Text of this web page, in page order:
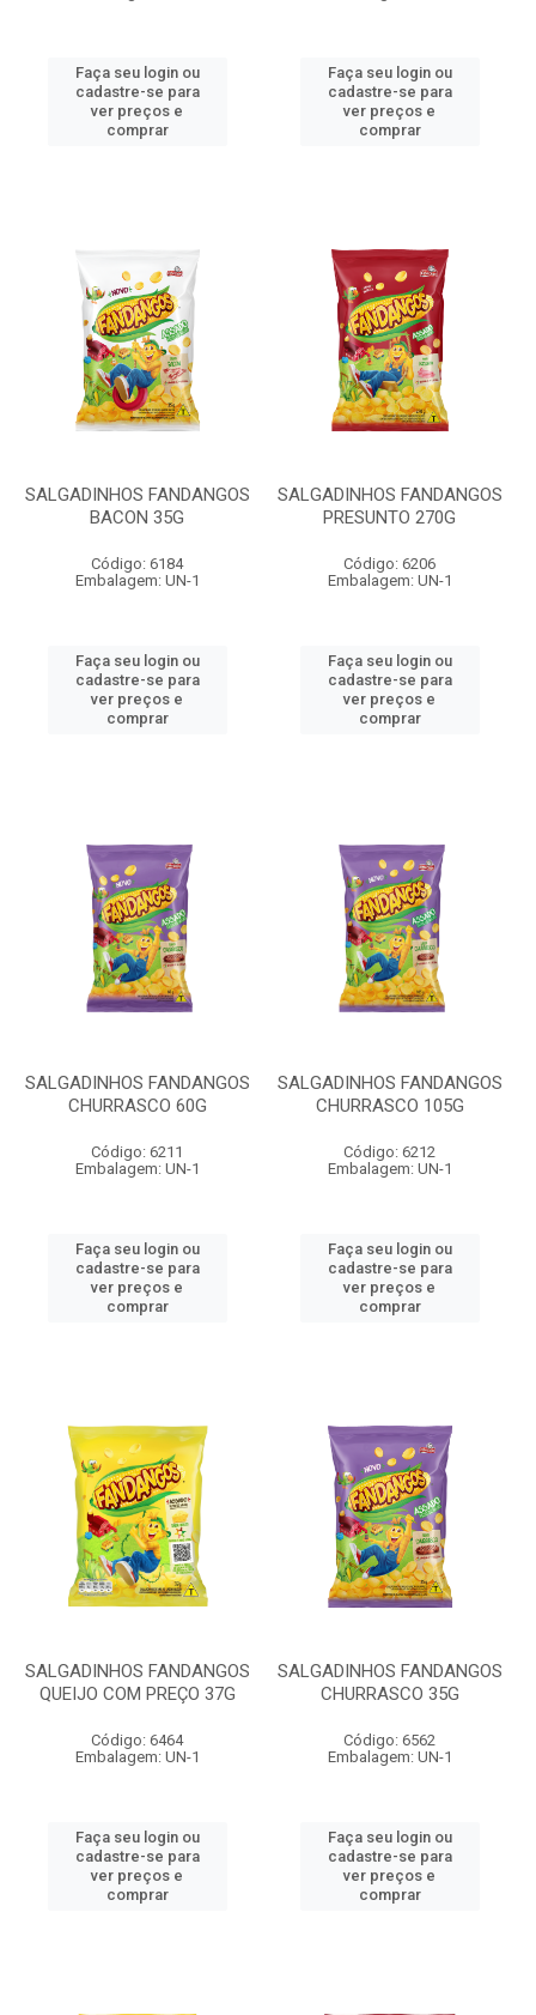
Faça seu login ou
cadastre-se para
ver preços e
comprar
Faça seu login ou
cadastre-se para
ver preços e
comprar
SALGADINHOS FANDANGOS
BACON 35G
Código: 6184
Embalagem: UN-1
Faça seu login ou
cadastre-se para
ver preços e
comprar
SALGADINHOS FANDANGOS
PRESUNTO 270G
Código: 6206
Embalagem: UN-1
Faça seu login ou
cadastre-se para
ver preços e
comprar
SALGADINHOS FANDANGOS
CHURRASCO 60G
Código: 6211
Embalagem: UN-1
Faça seu login ou
cadastre-se para
ver preços e
comprar
SALGADINHOS FANDANGOS
CHURRASCO 105G
Código: 6212
Embalagem: UN-1
Faça seu login ou
cadastre-se para
ver preços e
comprar
SALGADINHOS FANDANGOS
QUEIJO COM PREÇO 37G
Código: 6464
Embalagem: UN-1
Faça seu login ou
cadastre-se para
ver preços e
comprar
SALGADINHOS FANDANGOS
CHURRASCO 35G
Código: 6562
Embalagem: UN-1
Faça seu login ou
cadastre-se para
ver preços e
comprar